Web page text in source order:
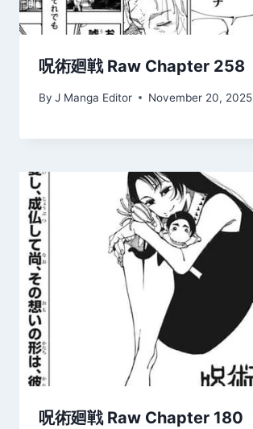
呪術廻戦 Raw Chapter 258
By J Manga Editor November 20, 2025
呪術廻戦 Raw Chapter 180